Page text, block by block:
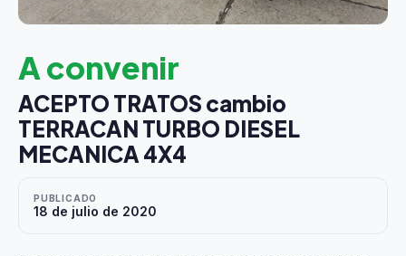
A convenir
ACEPTO TRATOS cambio
TERRACAN TURBO DIESEL
MECANICA 4X4
PUBLICADO
18 de julio de 2020